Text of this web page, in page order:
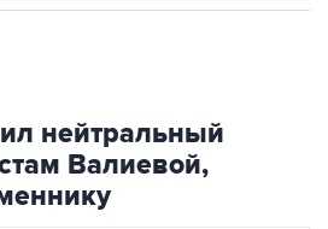
нейтральный
Валиевой,